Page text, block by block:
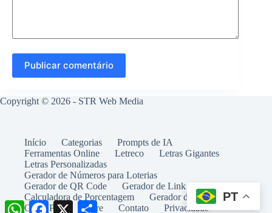
Publicar comentário
Copyright © 2026 - STR Web Media
Início Categorias
Prompts de IA
Ferramentas Online
Letreco
Letras Gigantes
Letras Personalizadas
Gerador de Números para Loterias
Gerador de QR Code
Gerador de Link WhatsApp
Calculadora de Porcentagem
Gerador de Tablatura
Guest Post
Sobre Contato Privacidade
W
F
X
S
PT